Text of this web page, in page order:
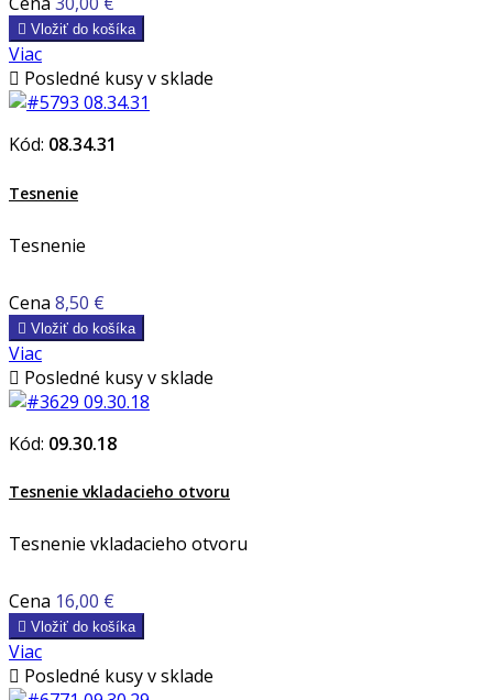
 Vložiť do košíka
Viac
 Posledné kusy v sklade
Kód: 08.34.31
Tesnenie
Tesnenie
Cena 8,50 €
 Vložiť do košíka
Viac
 Posledné kusy v sklade
Kód: 09.30.18
Tesnenie vkladacieho otvoru
Tesnenie vkladacieho otvoru
Cena 16,00 €
 Vložiť do košíka
Viac
 Posledné kusy v sklade